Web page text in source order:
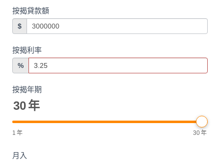
按揭貸款額
$
按揭利率
%
按揭年期
30年
1 年 30年
月入